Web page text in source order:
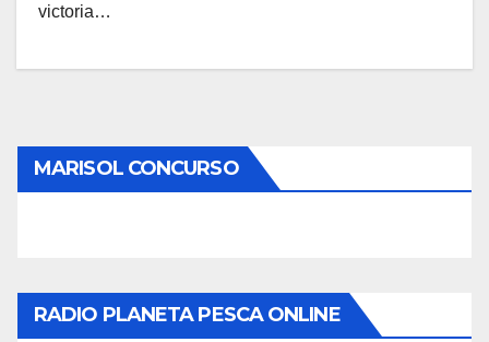
victoria…
MARISOL CONCURSO
RADIO PLANETA PESCA ONLINE